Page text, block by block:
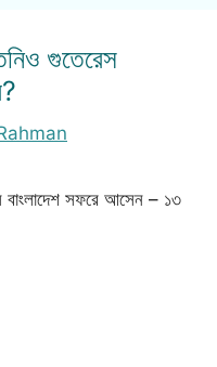
গুতেরেস
বাংলাদেশ সফরে আসেন – ১৩